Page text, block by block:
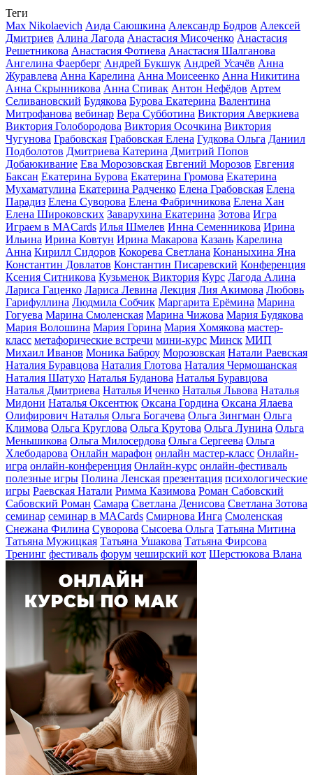
Теги
Max Nikolaevich Аида Саюшкина Александр Бодров Алексей
Дмитриев Алина Лагода Анастасия Мисоченко Анастасия
Решетникова Анастасия Фотиева Анастасия Шалганова
Ангелина Фаерберг Андрей Букшук Андрей Усачёв Анна
Журавлева Анна Карелина Анна Моисеенко Анна Никитина
Анна Скрынникова Анна Спивак Антон Нефёдов Артем
Селивановский Будякова Бурова Екатерина Валентина
Митрофанова вебинар Вера Субботина Виктория Аверкиева
Виктория Голобородова Виктория Осочкина Виктория
Чугунова Грабовская Грабовская Елена Гудкова Ольга Даниил
Подболотов Дмитриева Катерина Дмитрий Попов
Добаюкивание Ева Морозовская Евгений Морозов Евгения
Баксан Екатерина Бурова Екатерина Громова Екатерина
Мухаматулина Екатерина Радченко Елена Грабовская Елена
Парадиз Елена Суворова Елена Фабричникова Елена Хан
Елена Широковских Заварухина Екатерина Зотова Игра
Играем в MACards Илья Шмелев Инна Семенникова Ирина
Ильина Ирина Ковтун Ирина Макарова Казань Карелина
Анна Кирилл Сидоров Кокорева Светлана Конаныхина Яна
Константин Довлатов Константин Писаревский Конференция
Ксения Ситникова Кузьменок Виктория Курс Лагода Алина
Лариса Гаценко Лариса Левина Лекция Лия Акимова Любовь
Гарифуллина Людмила Собчик Маргарита Ерёмина Марина
Гогуева Марина Смоленская Марина Чижова Мария Будякова
Мария Волошина Мария Горина Мария Хомякова мастер-
класс метафорические встречи мини-курс Минск МИП
Михаил Иванов Моника Баброу Морозовская Натали Раевская
Наталия Буравцова Наталия Глотова Наталия Чермошанская
Наталия Шатухо Наталья Буданова Наталья Буравцова
Наталья Дмитриева Наталья Иченко Наталья Львова Наталья
Мидони Наталья Оксентюк Оксана Гордина Оксана Ялаева
Олифирович Наталья Ольга Богачева Ольга Зингман Ольга
Климова Ольга Круглова Ольга Крутова Ольга Лунина Ольга
Меньшикова Ольга Милосердова Ольга Сергеева Ольга
Хлебодарова Онлайн марафон онлайн мастер-класс Онлайн-
игра онлайн-конференция Онлайн-курс онлайн-фестиваль
полезные игры Полина Ленская презентация психологические
игры Раевская Натали Римма Казимова Роман Сабовский
Сабовский Роман Самара Светлана Денисова Светлана Зотова
семинар семинар в MACards Смирнова Инга Смоленская
Снежана Филина Суворова Сысоева Ольга Татьяна Митина
Татьяна Мужицкая Татьяна Ушакова Татьяна Фирсова
Тренинг фестиваль форум чеширский кот Шерстюкова Влана